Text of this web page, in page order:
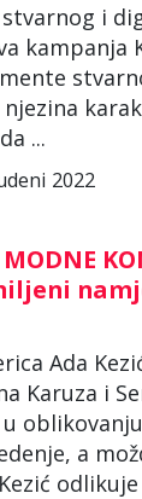
i
kampanja
...
2022
Ada
Karuza i
u
a
odlikuje